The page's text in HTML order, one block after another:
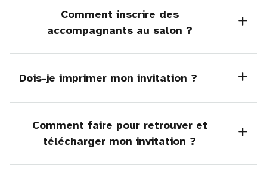
Comment inscrire des
accompagnants au salon ?
Dois-je imprimer mon invitation ?
Comment faire pour retrouver et
télécharger mon invitation ?